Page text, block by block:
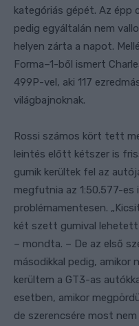
kategóriás gépét. Az épp
pedig egyáltalán nem
helyen zárta a napot.
Forma–1-ből ismert
499P-vel, aki 117
világbajnoknak.
Rossi számos kört tett
leintés előtt kétszer is
gumik kerültek fel az
megfutnia az 1:50.577-
problémamentesen.
két szett gumival lehetett
– mondta. – De az első
másodikkal pedig, amikor
kerültem a GT3-as
esetben, amikor
de szerencsére most